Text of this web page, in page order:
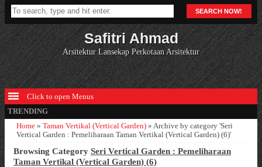
HeadlinesCara Menyiangi Gulma
Headlines Alat Permainan Pada Taman Bermain Anak
Headlines RTH : Jenis Tanaman dan Serapan Polusi
Headlines29. Belajar Gaya Amerika bab 6a
SEARCH NOW!
Safitri Ahmad
Arsitektur Lansekap Perkotaan Arsitektur
Click to open Menus
TRENDING
Home » Taman Vertikal (Vertical Garden) » Archive by category 'Seri
Vertical Garden : Pemeliharaan Taman Vertikal (Vertical Garden) (6)'
Browsing Category Seri Vertical Garden : Pemeliharaan
Taman Vertikal (Vertical Garden) (6)